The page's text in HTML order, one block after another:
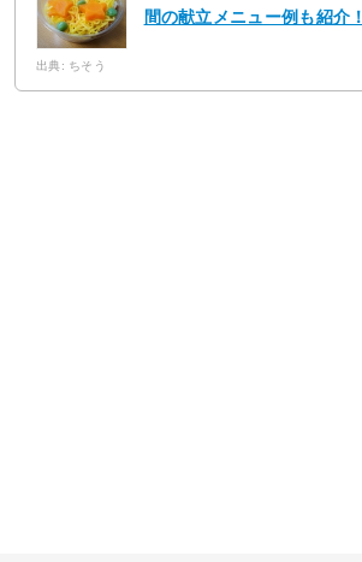
間の献立メニュー例も紹介！
出典: ちそう